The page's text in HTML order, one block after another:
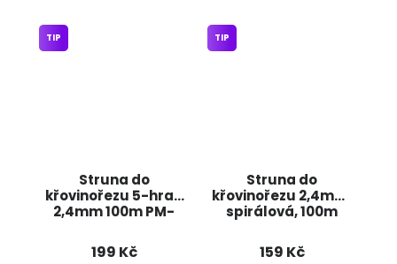
Struna do
křovinořezu 5-hran
2,4mm 100m PM-
POWERMAT
TIP
199 Kč
Struna do
křovinořezu 2,4mm,
spirálová, 100m
TIP
159 Kč